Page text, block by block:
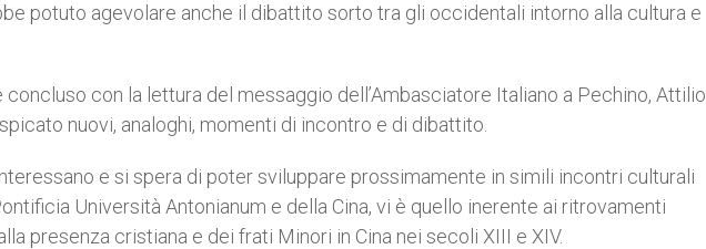
potuto agevolare anche il dibattito sorto tra gli occidentali intorno alla cultura e
concluso con la lettura del messaggio dell’Ambasciatore Italiano a Pechino, Attilio
nuovi, analoghi, momenti di incontro e di dibattito.
e si spera di poter sviluppare prossimamente in simili incontri culturali
Università Antonianum e della Cina, vi è quello inerente ai ritrovamenti
presenza cristiana e dei frati Minori in Cina nei secoli XIII e XIV.